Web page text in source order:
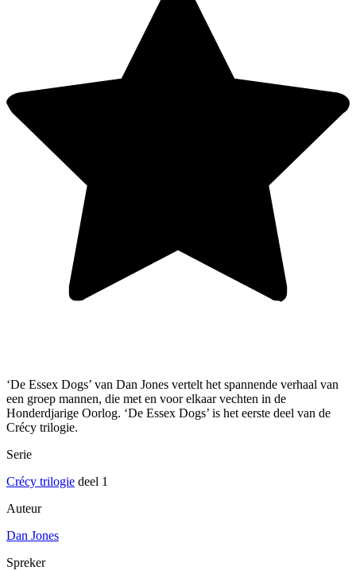
‘De Essex Dogs’ van Dan Jones vertelt het spannende verhaal van
een groep mannen, die met en voor elkaar vechten in de
Honderdjarige Oorlog. ‘De Essex Dogs’ is het eerste deel van de
Crécy trilogie.
Serie
Crécy trilogie deel 1
Auteur
Dan Jones
Spreker